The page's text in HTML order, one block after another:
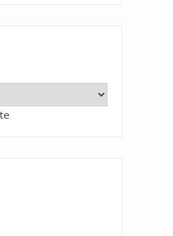
推薦~”